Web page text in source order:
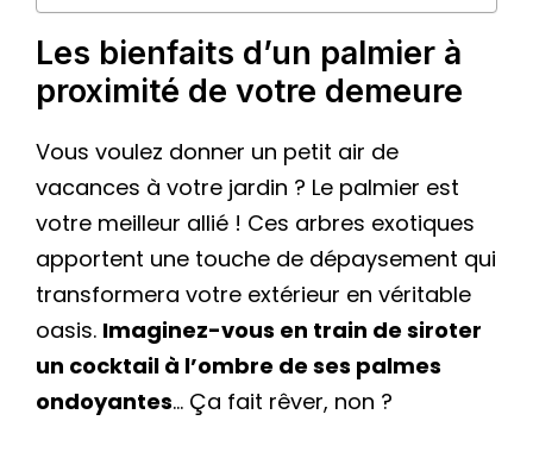
Les bienfaits d’un palmier à
proximité de votre demeure
Vous voulez donner un petit air de
vacances à votre jardin ? Le palmier est
votre meilleur allié ! Ces arbres exotiques
apportent une touche de dépaysement qui
transformera votre extérieur en véritable
oasis. Imaginez-vous en train de siroter
un cocktail à l’ombre de ses palmes
ondoyantes… Ça fait rêver, non ?